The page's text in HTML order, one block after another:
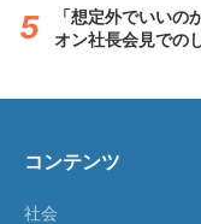
「想定外でいい
オン社長会見での
コンテンツ
社会